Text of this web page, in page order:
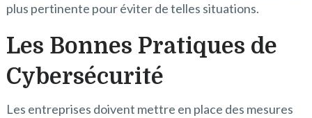
plus pertinente pour éviter de telles situations.
Les Bonnes Pratiques de
Cybersécurité
Les entreprises doivent mettre en place des mesures